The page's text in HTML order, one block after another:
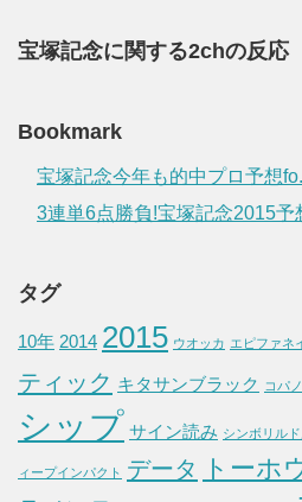
宝塚記念に関する2chの反応
Bookmark
宝塚記念今年も的中プロ予想
3連単6点勝負!宝塚記念2015予
タグ
10年 2014 2015 ウオッカ エピファネ
ティック キタサンブラック コパ
シップ サイン読み シンボリル
ィープインパクト データ トーホ